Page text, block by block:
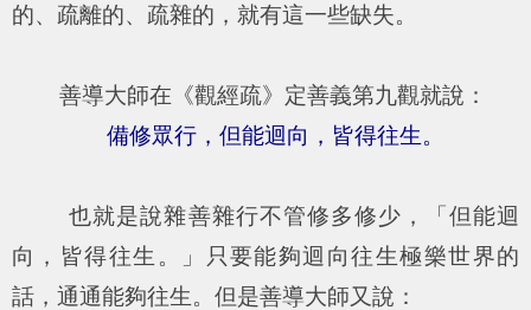
的、疏離的、疏雜的，就有這一些缺失。
善導大師在《觀經疏》定善義第九觀就說：
備修眾行，但能迴向，皆得往生。
也就是說雜善雜行不管修多修少，「但能迴
向，皆得往生。」只要能夠迴向往生極樂世界的
話，通通能夠往生。但是善導大師又說：